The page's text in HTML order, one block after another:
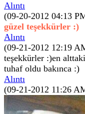
Alıntı
(09-20-2012 04:13
güzel teşekkürler :)
Alıntı
(09-21-2012 12:19
teşekkürler :)en
tuhaf oldu bakınca :)
Alıntı
(09-21-2012 11:26